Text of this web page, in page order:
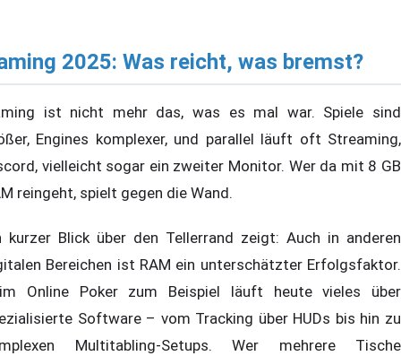
2025: Was reicht, was bremst?
ist nicht mehr das, was es mal war. Spiele sind
Engines komplexer, und parallel läuft oft Streaming,
vielleicht sogar ein zweiter Monitor. Wer da mit 8 GB
reingeht, spielt gegen die Wand.
kurzer Blick über den Tellerrand zeigt: Auch in anderen
Bereichen ist RAM ein unterschätzter Erfolgsfaktor.
Online Poker zum Beispiel läuft heute vieles über
Software – vom Tracking über HUDs bis hin zu
Multitabling-Setups. Wer mehrere Tische